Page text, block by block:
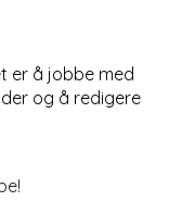
er å jobbe med
og å redigere